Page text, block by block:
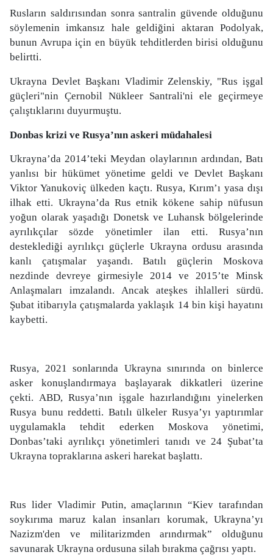
Rusların saldırısından sonra santralin güvende olduğunu
söylemenin imkansız hale geldiğini aktaran Podolyak,
bunun Avrupa için en büyük tehditlerden birisi olduğunu
belirtti.
Ukrayna Devlet Başkanı Vladimir Zelenskiy, "Rus işgal
güçleri"nin Çernobil Nükleer Santrali'ni ele geçirmeye
çalıştıklarını duyurmuştu.
Donbas krizi ve Rusya’nın askeri müdahalesi
Ukrayna’da 2014’teki Meydan olaylarının ardından, Batı
yanlısı bir hükümet yönetime geldi ve Devlet Başkanı
Viktor Yanukoviç ülkeden kaçtı. Rusya, Kırım’ı yasa dışı
ilhak etti. Ukrayna’da Rus etnik kökene sahip nüfusun
yoğun olarak yaşadığı Donetsk ve Luhansk bölgelerinde
ayrılıkçılar sözde yönetimler ilan etti. Rusya’nın
desteklediği ayrılıkçı güçlerle Ukrayna ordusu arasında
kanlı çatışmalar yaşandı. Batılı güçlerin Moskova
nezdinde devreye girmesiyle 2014 ve 2015’te Minsk
Anlaşmaları imzalandı. Ancak ateşkes ihlalleri sürdü.
Şubat itibarıyla çatışmalarda yaklaşık 14 bin kişi hayatını
kaybetti.
Rusya, 2021 sonlarında Ukrayna sınırında on binlerce
asker konuşlandırmaya başlayarak dikkatleri üzerine
çekti. ABD, Rusya’nın işgale hazırlandığını yinelerken
Rusya bunu reddetti. Batılı ülkeler Rusya’yı yaptırımlar
uygulamakla tehdit ederken Moskova yönetimi,
Donbas’taki ayrılıkçı yönetimleri tanıdı ve 24 Şubat’ta
Ukrayna topraklarına askeri harekat başlattı.
Rus lider Vladimir Putin, amaçlarının “Kiev tarafından
soykırıma maruz kalan insanları korumak, Ukrayna’yı
Nazizm'den ve militarizmden arındırmak” olduğunu
savunarak Ukrayna ordusuna silah bırakma çağrısı yaptı.